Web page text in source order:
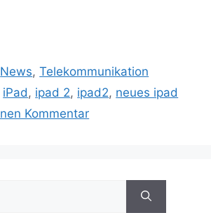
News,Telekommunikation
iPad , ipad 2, ipad2, neues ipad
Kommentar